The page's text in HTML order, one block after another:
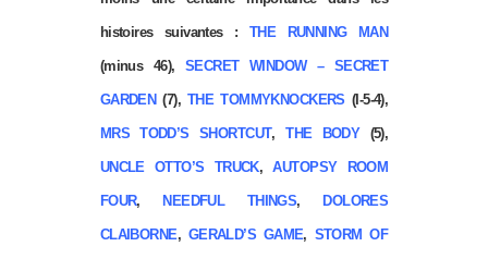
histoires suivantes : THE RUNNING MAN
(minus 46), SECRET WINDOW – SECRET
GARDEN(7), THE TOMMYKNOCKERS (I-5-4),
MRS TODD’S SHORTCUT,THE BODY(5),
UNCLE OTTO’S TRUCK, AUTOPSY ROOM
FOUR, NEEDFUL THINGS, DOLORES
CLAIBORNE, GERALD’S GAME, STORM OF